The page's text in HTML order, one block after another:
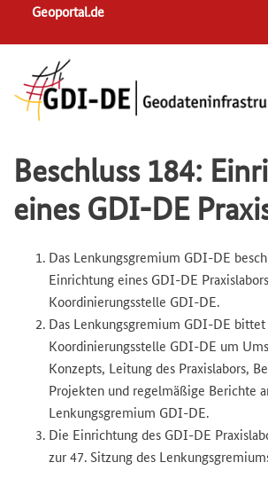
navigation
Geoportal.de
Beschluss 184:
eines GDI-DE
Das Lenkungsgremium GDI-DE
Einrichtung eines GDI-DE
Koordinierungsstelle GDI-DE.
Das Lenkungsgremium GDI-DE
Koordinierungsstelle GDI-DE um
Konzepts, Leitung des Praxislabors,
Projekten und regelmäßige Berichte
Lenkungsgremium GDI-DE.
Die Einrichtung des GDI-DE
zur 47. Sitzung des